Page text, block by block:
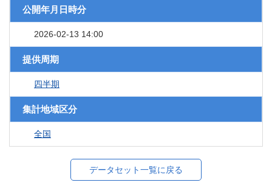
公開年月日時分
2026-02-13 14:00
提供周期
四半期
集計地域区分
全国
データセット一覧に戻る